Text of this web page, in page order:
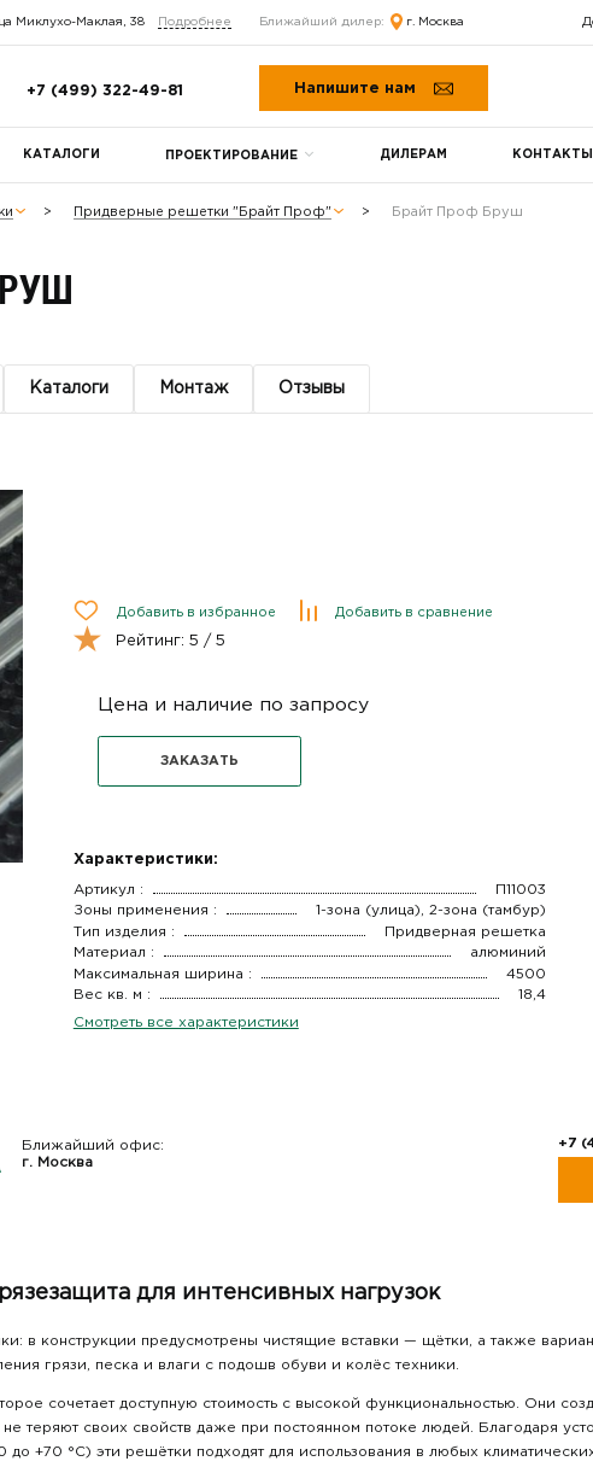
Миклухо-Маклая, 38 Подробнее Ближайший дилер: г. Москва
+7 (499) 322-49-81 Напишите нам
КАТАЛОГИ ПРОЕКТИРОВАНИЕ ДИЛЕРАМ КОНТАКТЫ
Придверные решетки "Брайт Проф" Брайт Проф Бруш
Каталоги Монтаж Отзывы
Добавить в избранное Добавить в сравнение
Рейтинг: 5 / 5
Цена и наличие по запросу
ЗАКАЗАТЬ
Характеристики:
Артикул :
П11003
Зоны применения :
1-зона (улица), 2-зона (тамбур)
Тип изделия :
Придверная решетка
Материал :
алюминий
Максимальная ширина :
4500
Вес кв. м :
18,4
Смотреть все характеристики
Ближайший офис:
г. Москва
+7
для интенсивных нагрузок
в конструкции предусмотрены чистящие вставки — щётки, а также
грязи, песка и влаги с подошв обуви и колёс техники.
сочетает доступную стоимость с высокой функциональностью. Они
теряют своих свойств даже при постоянном потоке людей. Благодаря
+70 °С) эти решётки подходят для использования в любых